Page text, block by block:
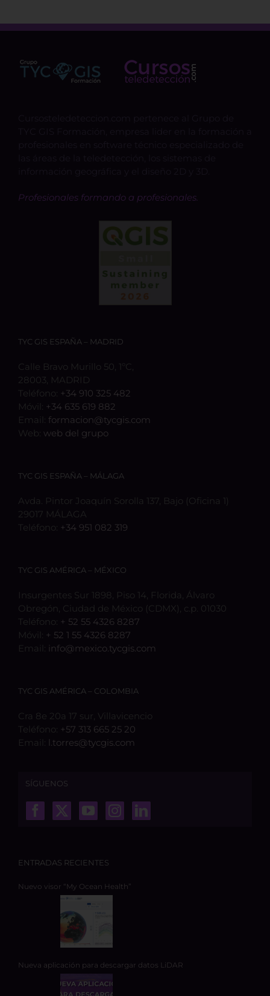
Profesionales formando a profesionales.
TYC GIS ESPAÑA – MADRID
Calle Bravo Murillo 50, 1ºC,
28003, MADRID
Teléfono: +34 910 325 482
Móvil: +34 635 619 882
Email: formacion@tycgis.com
Web: web del grupo
TYC GIS ESPAÑA – MÁLAGA
Avda. Pintor Joaquín Sorolla 137, Bajo (Oficina 1)
29017 MÁLAGA
Teléfono: +34 951 082 319
TYC GIS AMÉRICA – MÉXICO
Insurgentes Sur 1898, Piso 14, Florida, Álvaro
Obregón, Ciudad de México (CDMX), c.p. 01030
Teléfono: + 52 55 4326 8287
Móvil: + 52 1 55 4326 8287
Email: info@mexico.tycgis.com
TYC GIS AMÉRICA – COLOMBIA
Cra 8e 20a 17 sur, Villavicencio
Teléfono: +57 313 665 25 20
Email:
l.torres@tycgis.com
SÍGUENOS
ENTRADAS RECIENTES
Nuevo visor “My Ocean Health”
Nueva aplicación para descargar datos LiDAR